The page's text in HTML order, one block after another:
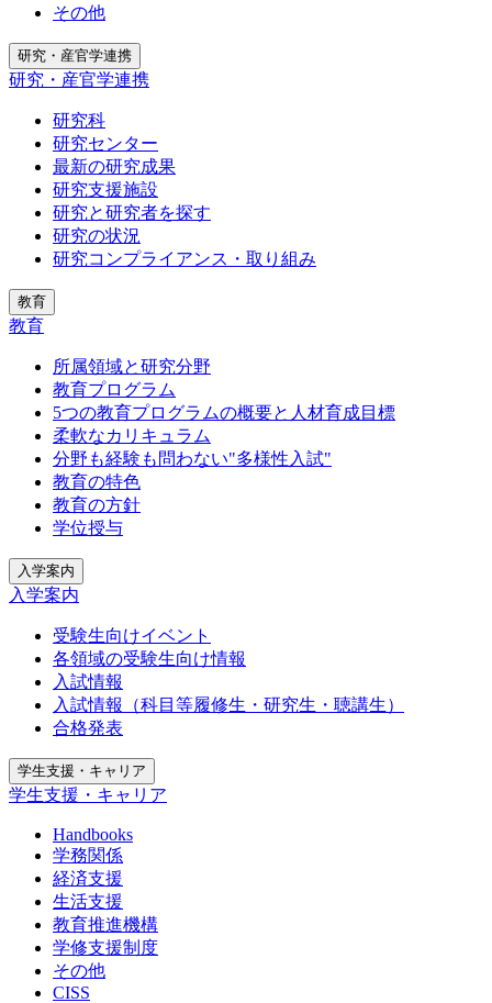
その他
研究・産官学連携
研究・産官学連携
研究科
研究センター
最新の研究成果
研究支援施設
研究と研究者を探す
研究の状況
研究コンプライアンス・取り組み
教育
教育
所属領域と研究分野
教育プログラム
5つの教育プログラムの概要と人材育成目標
柔軟なカリキュラム
分野も経験も問わない"多様性入試"
教育の特色
教育の方針
学位授与
入学案内
入学案内
受験生向けイベント
各領域の受験生向け情報
入試情報
入試情報（科目等履修生・研究生・聴講生）
合格発表
学生支援・キャリア
学生支援・キャリア
Handbooks
学務関係
経済支援
生活支援
教育推進機構
学修支援制度
その他
CISS